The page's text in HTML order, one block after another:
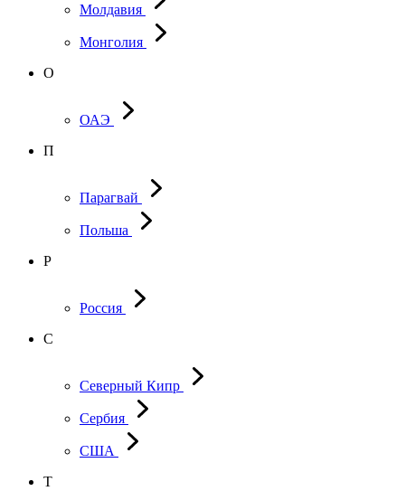
Молдавия
Монголия
О
ОАЭ
П
Парагвай
Польша
Р
Россия
С
Северный Кипр
Сербия
США
Т